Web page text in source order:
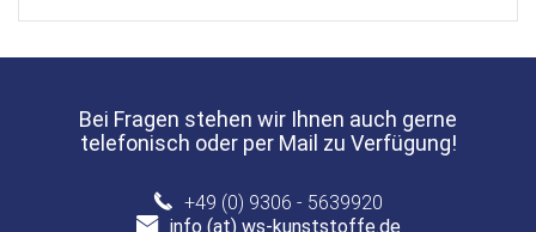
Bei Fragen stehen wir Ihnen auch gerne
telefonisch oder per Mail zu Verfügung!
+49 (0) 9306 - 5639920
info (at) ws-kunststoffe.de